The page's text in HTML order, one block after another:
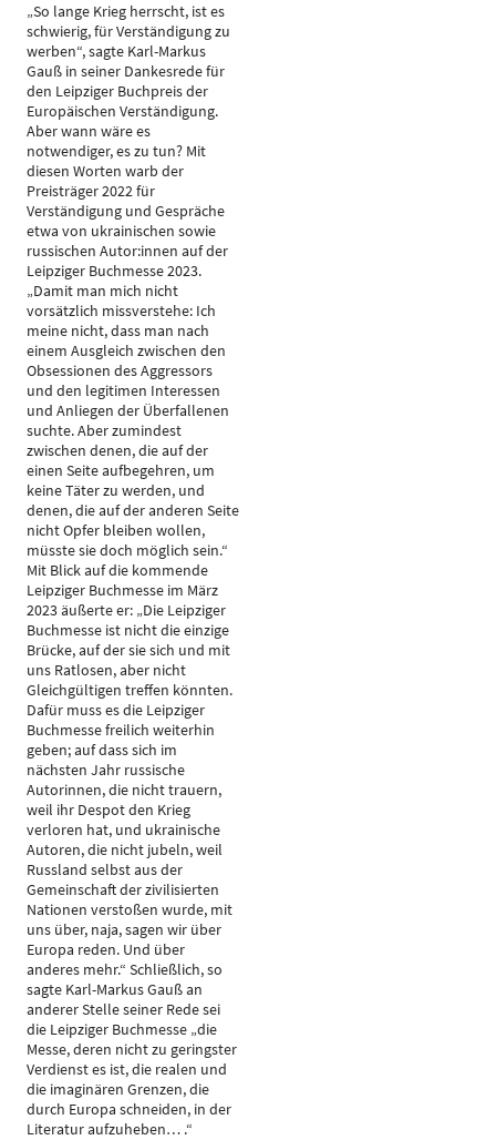
„So lange Krieg herrscht, ist es
schwierig, für Verständigung zu
werben“, sagte Karl-Markus
Gauß in seiner Dankesrede für
den Leipziger Buchpreis der
Europäischen Verständigung.
Aber wann wäre es
notwendiger, es zu tun? Mit
diesen Worten warb der
Preisträger 2022 für
Verständigung und Gespräche
etwa von ukrainischen sowie
russischen Autor:innen auf der
Leipziger Buchmesse 2023.
„Damit man mich nicht
vorsätzlich missverstehe: Ich
meine nicht, dass man nach
einem Ausgleich zwischen den
Obsessionen des Aggressors
und den legitimen Interessen
und Anliegen der Überfallenen
suchte. Aber zumindest
zwischen denen, die auf der
einen Seite aufbegehren, um
keine Täter zu werden, und
denen, die auf der anderen Seite
nicht Opfer bleiben wollen,
müsste sie doch möglich sein.“
Mit Blick auf die kommende
Leipziger Buchmesse im März
2023 äußerte er: „Die Leipziger
Buchmesse ist nicht die einzige
Brücke, auf der sie sich und mit
uns Ratlosen, aber nicht
Gleichgültigen treffen könnten.
Dafür muss es die Leipziger
Buchmesse freilich weiterhin
geben; auf dass sich im
nächsten Jahr russische
Autorinnen, die nicht trauern,
weil ihr Despot den Krieg
verloren hat, und ukrainische
Autoren, die nicht jubeln, weil
Russland selbst aus der
Gemeinschaft der zivilisierten
Nationen verstoßen wurde, mit
uns über, naja, sagen wir über
Europa reden. Und über
anderes mehr.“ Schließlich, so
sagte Karl-Markus Gauß an
anderer Stelle seiner Rede sei
die Leipziger Buchmesse „die
Messe, deren nicht zu geringster
Verdienst es ist, die realen und
die imaginären Grenzen, die
durch Europa schneiden, in der
Literatur aufzuheben… .“